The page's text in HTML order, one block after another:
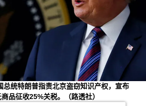
总统特朗普指责北京盗窃知识产权，宣布
品征收25%关税。（路透社）